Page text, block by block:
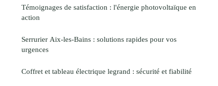
Témoignages de satisfaction : l'énergie photovoltaïque en
action
Serrurier Aix-les-Bains : solutions rapides pour vos
urgences
Coffret et tableau électrique legrand : sécurité et fiabilité